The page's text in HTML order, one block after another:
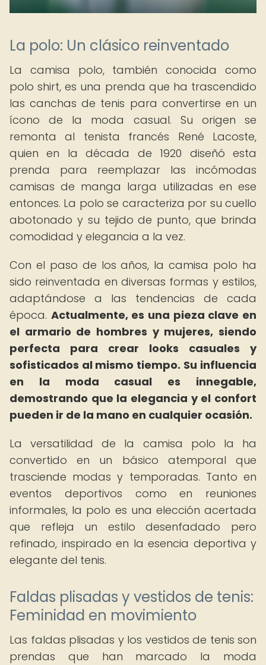
La polo: Un clásico reinventado
La camisa polo, también conocida como
polo shirt, es una prenda que ha trascendido
las canchas de tenis para convertirse en un
ícono de la moda casual. Su origen se
remonta al tenista francés René Lacoste,
quien en la década de 1920 diseñó esta
prenda para reemplazar las incómodas
camisas de manga larga utilizadas en ese
entonces. La polo se caracteriza por su cuello
abotonado y su tejido de punto, que brinda
comodidad y elegancia a la vez.
Con el paso de los años, la camisa polo ha
sido reinventada en diversas formas y estilos,
adaptándose a las tendencias de cada
época. Actualmente, es una pieza clave en
el armario de hombres y mujeres, siendo
perfecta para crear looks casuales y
sofisticados al mismo tiempo. Su influencia
en la moda casual es innegable,
demostrando que la elegancia y el confort
pueden ir de la mano en cualquier ocasión.
La versatilidad de la camisa polo la ha
convertido en un básico atemporal que
trasciende modas y temporadas. Tanto en
eventos deportivos como en reuniones
informales, la polo es una elección acertada
que refleja un estilo desenfadado pero
refinado, inspirado en la esencia deportiva y
elegante del tenis.
Faldas plisadas y vestidos de tenis:
Feminidad en movimiento
Las faldas plisadas y los vestidos de tenis son
prendas que han marcado la moda